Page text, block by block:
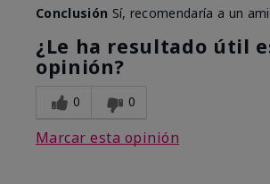
Conclusión Sí, recomendaría a un
¿Le ha resultado útil
opinión?
0 0
Marcar esta opinión